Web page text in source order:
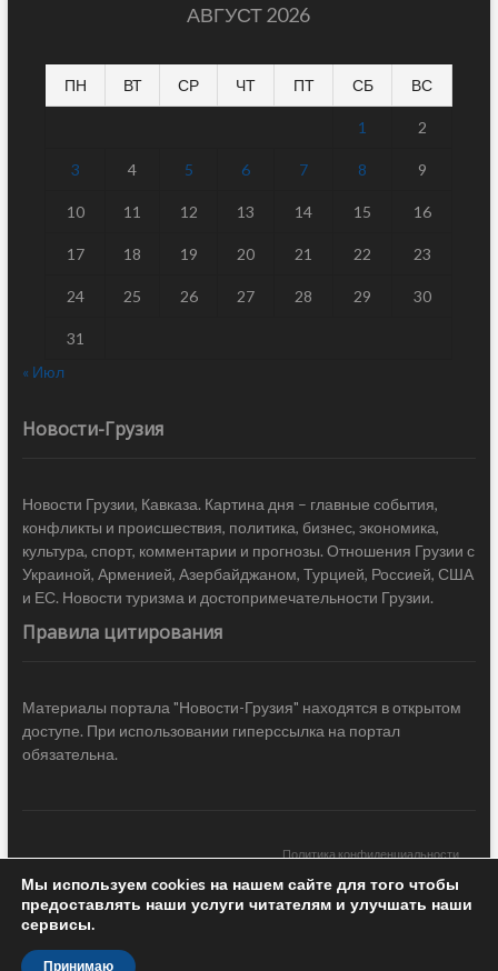
АВГУСТ 2026
ПН ВТ СР ЧТ ПТ СБ ВС
1 2
3 4 5 6 7 8 9
10 11 12 13 14 15 16
17 18 19 20 21 22 23
24 25 26 27 28 29 30
31
« Июл
Новости-Грузия
Новости Грузии, Кавказа. Картина дня – главные события,
конфликты и происшествия, политика, бизнес, экономика,
культура, спорт, комментарии и прогнозы. Отношения Грузии с
Украиной, Арменией, Азербайджаном, Турцией, Россией, США
и ЕС. Новости туризма и достопримечательности Грузии.
Правила цитирования
Материалы портала "Новости-Грузия" находятся в открытом
доступе. При использовании гиперссылка на портал
обязательна.
Политика конфиденциальности
Новости Грузии| Black Sea Press LTD © 2020 All Rights Reserved /
Design & development —
Мы используем cookies на нашем сайте для того чтобы
предоставлять наши услуги читателям и улучшать наши
сервисы.
Принимаю